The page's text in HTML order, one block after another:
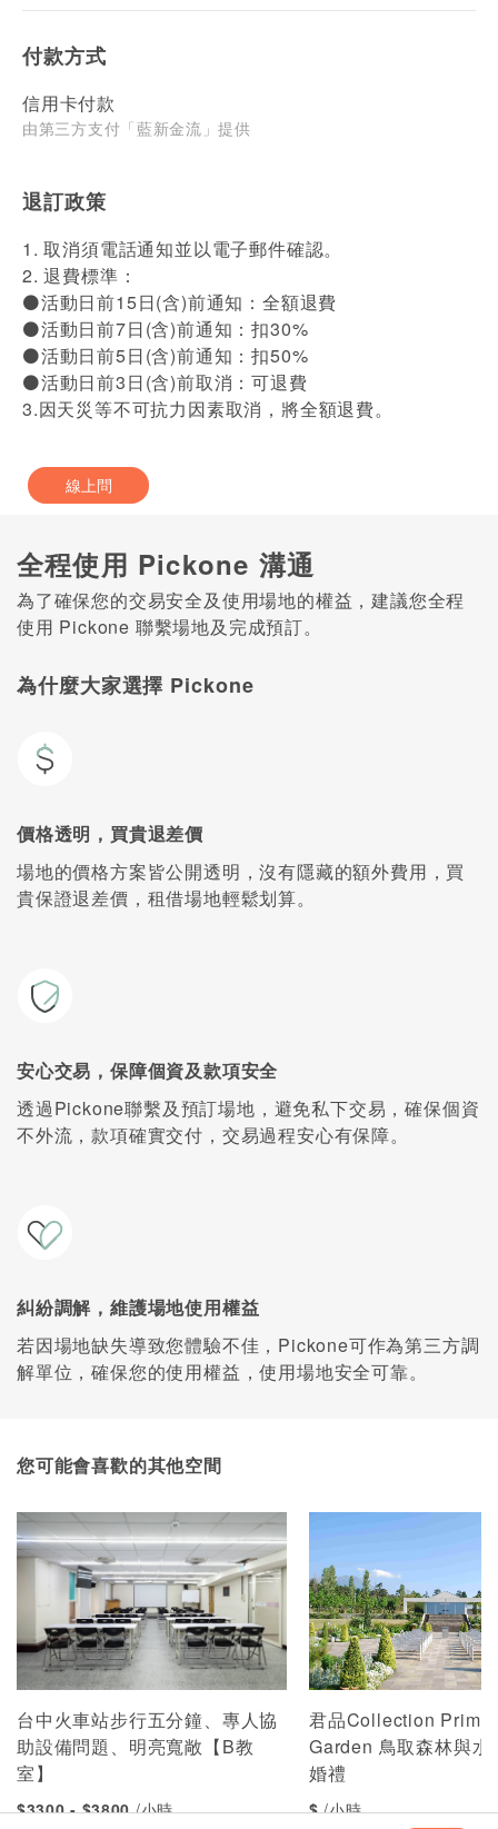
付款方式
信用卡付款
由第三方支付「藍新金流」提供
退訂政策
1. 取消須電話通知並以電子郵件確認。
2. 退費標準：
⚫活動日前15日(含)前通知：全額退費
⚫活動日前7日(含)前通知：扣30%
⚫活動日前5日(含)前通知：扣50%
⚫活動日前3日(含)前取消：可退費
3.因天災等不可抗力因素取消，將全額退費。
線上問
全程使用 Pickone 溝通
為了確保您的交易安全及使用場地的權益，建議您全程
使用 Pickone 聯繫場地及完成預訂。
為什麼大家選擇 Pickone
價格透明，買貴退差價
場地的價格方案皆公開透明，沒有隱藏的額外費用，買
貴保證退差價，租借場地輕鬆划算。
安心交易，保障個資及款項安全
透過Pickone聯繫及預訂場地，避免私下交易，確保個資
不外流，款項確實交付，交易過程安心有保障。
糾紛調解，維護場地使用權益
若因場地缺失導致您體驗不佳，Pickone可作為第三方調
解單位，確保您的使用權益，使用場地安全可靠。
您可能會喜歡的其他空間
台中火車站步行五分鐘、專人協
助設備問題、明亮寬敞【B教
室】
$3300 - $3800/小時
君品Collection
Garden 鳥取森林與水
婚禮
$/小時